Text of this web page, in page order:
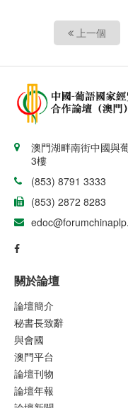
上一個
澳門湖畔南街中國與
3樓
(853) 8791 3333
(853) 2872 8283
關於論壇
論壇簡介
秘書長致辭
與會國
澳門平台
論壇刊物
論壇年報